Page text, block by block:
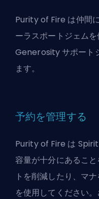
Purity of Fire は仲間
ーラスポートジェムを
Generosity サポート
ます。
予約を管理する
Purity of Fire は
容量が十分にあるこ
トを削減したり、マ
を使用してください